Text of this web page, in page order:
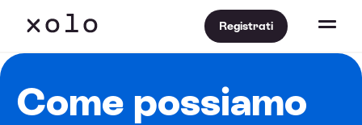
Registrati
Come possiamo